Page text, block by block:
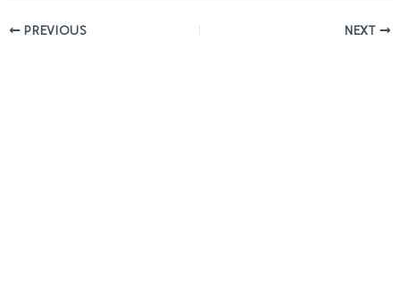
PREVIOUS NEXT